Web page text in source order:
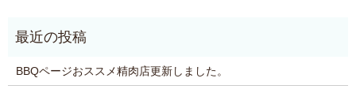
BBQページおススメ精肉店更新しました。